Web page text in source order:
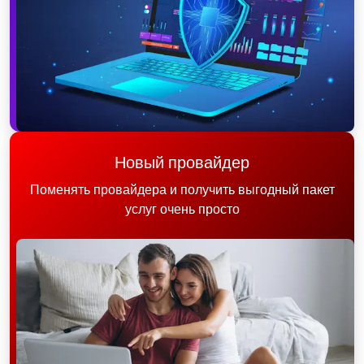
Новый провайдер
Поменять провайдера и получить выгодный пакет
услуг очень просто